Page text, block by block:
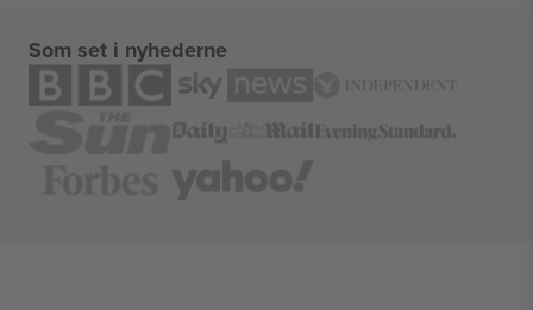
Som set i nyhederne